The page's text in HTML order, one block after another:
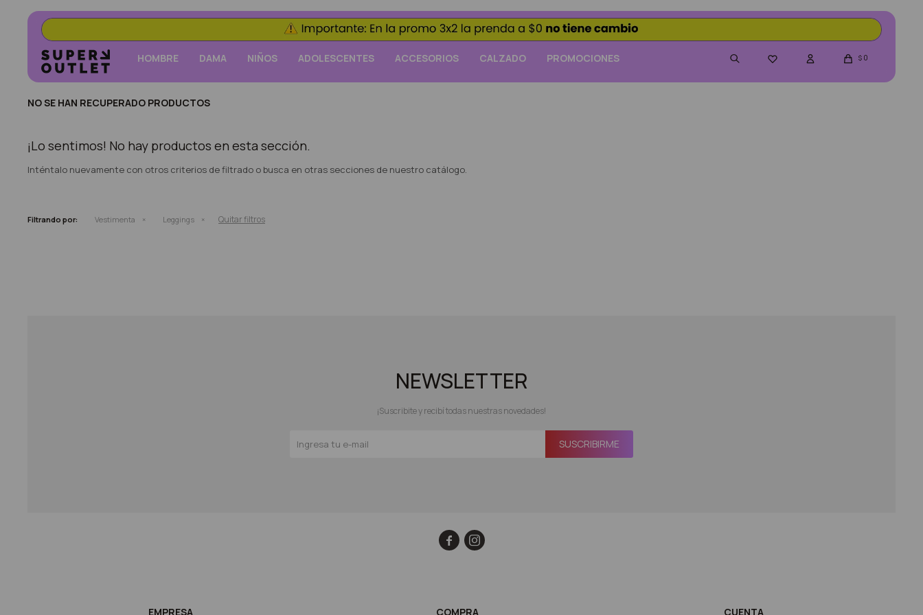
HOMBRE DAMA NIÑOS ADOLESCENTES ACCESORIOS CALZADO PROMOCIONES  $ 0
NO SE HAN RECUPERADO PRODUCTOS
¡Lo sentimos! No hay productos en esta sección.
Inténtalo nuevamente con otros criterios de filtrado o busca en otras secciones de nuestro catálogo.
Filtrando por: Vestimenta Leggings Quitar filtros
EMPRESA COMPRA CUENTA
NEWSLETTER
¡Suscribite y recibí todas nuestras novedades!
SUSCRIBIRME
 